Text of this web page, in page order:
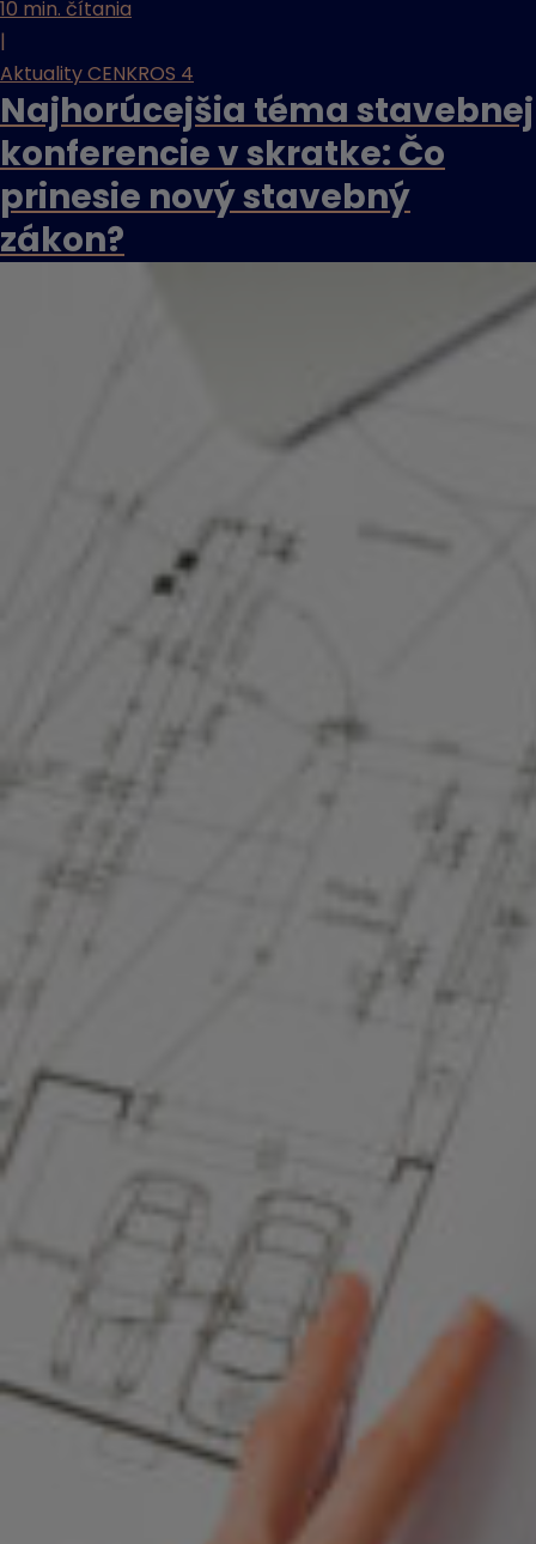
10 min. čítania
|
Aktuality CENKROS 4
Najhorúcejšia téma stavebnej
konferencie v skratke: Čo
prinesie nový stavebný
zákon?